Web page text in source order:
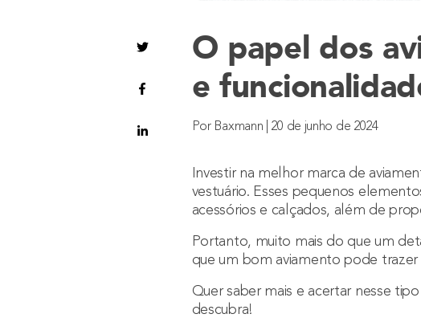
O papel dos
e
Por Baxmann | 20 de junho de 2024
Investir na melhor marca de
vestuário. Esses pequenos
acessórios e calçados, além de
Portanto, muito mais do que um
que um bom aviamento pode trazer
Quer saber mais e acertar nesse
descubra!